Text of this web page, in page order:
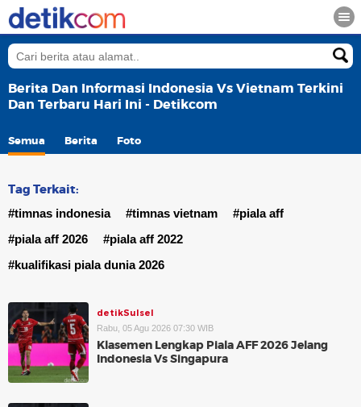
Berita Dan Informasi Indonesia Vs Vietnam Terkini
Dan Terbaru Hari Ini - Detikcom
Semua Berita Foto
Tag Terkait:
#timnas indonesia #timnas vietnam
#piala aff
#piala aff 2026
#piala aff 2022
#kualifikasi piala dunia 2026
detikSulsel
Rabu, 05 Agu 2026 07:30 WIB
Klasemen Lengkap Piala AFF 2026 Jelang
Indonesia Vs Singapura